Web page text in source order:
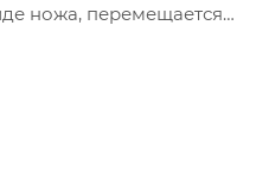
ножа, перемещается